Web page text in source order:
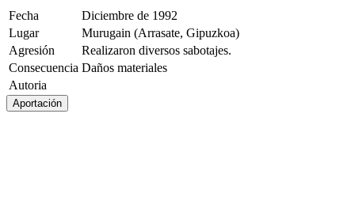
Fecha
Diciembre de 1992
Lugar
Murugain (Arrasate, Gipuzkoa)
Agresión
Realizaron diversos sabotajes.
Consecuencia Daños materiales
Autoria